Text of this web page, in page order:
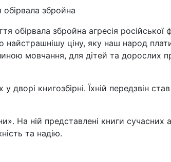
обірвала збройна
обірвала збройна агресія російської
найстрашнішу ціну, яку наш народ
мовчання, для дітей та дорослих
книгозбірні. Їхній передзвін
На ній представлені книги сучасних
та надію.